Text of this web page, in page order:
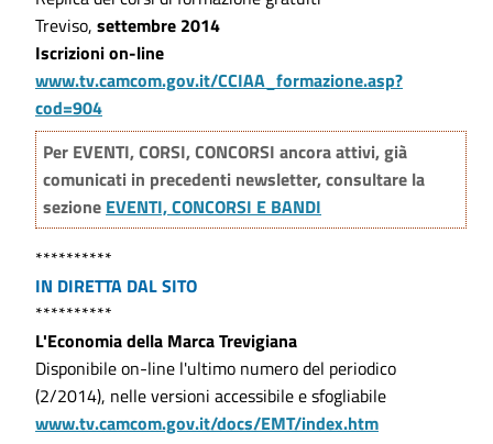
Treviso, settembre 2014
Iscrizioni on-line
www.tv.camcom.gov.it/CCIAA_formazione.asp?
cod=904
Per EVENTI, CORSI, CONCORSI ancora attivi, già
comunicati in precedenti newsletter, consultare la
sezione EVENTI, CONCORSI E BANDI
**********
IN DIRETTA DAL SITO
**********
L'Economia della Marca Trevigiana
Disponibile on-line l'ultimo numero del periodico
(2/2014), nelle versioni accessibile e sfogliabile
www.tv.camcom.gov.it/docs/EMT/index.htm